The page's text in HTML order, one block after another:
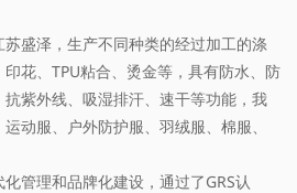
盛泽，生产不同种类的经过加工的涤
花、TPU粘合、烫金等，具有防水、防
紫外线、吸湿排汗、速干等功能，我
动服、户外防护服、羽绒服、棉服、
管理和品牌化建设，通过了GRS认